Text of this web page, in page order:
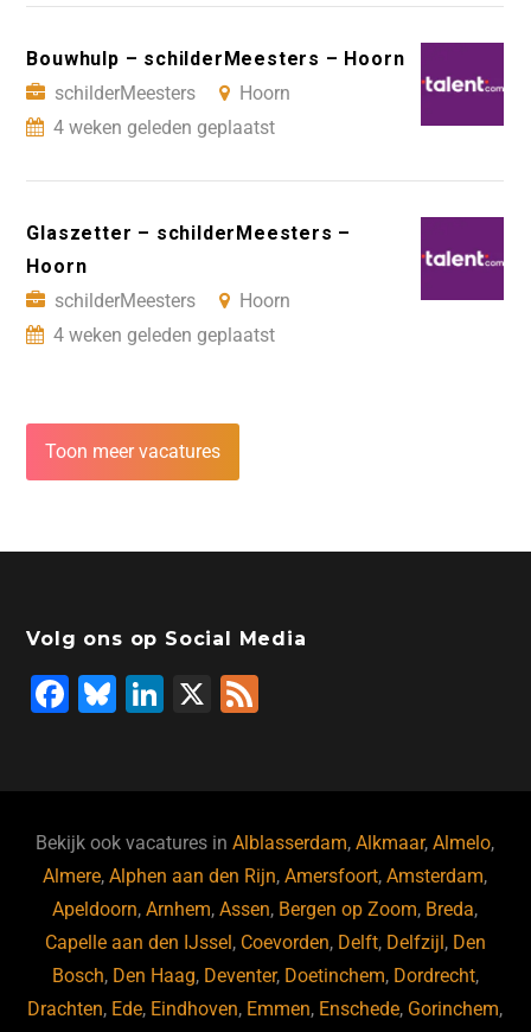
Bouwhulp – schilderMeesters – Hoorn
schilderMeesters
Hoorn
4 weken geleden geplaatst
Glaszetter – schilderMeesters –
Hoorn
schilderMeesters
Hoorn
4 weken geleden geplaatst
Toon meer vacatures
Volg ons op Social Media
F
b
o
o
k
Bl
ky
Li
dI
n
X
Bekijk ook vacatures inAlblasserdam,Alkmaar,Almelo,
Almere,Alphen aan den Rijn,Amersfoort,Amsterdam,
Apeldoorn,Arnhem,Assen, Bergen op Zoom, Breda,
Capelle aan den IJssel , Coevorden, Delft, Delfzijl , Den
Bosch, Den Haag, Deventer, Doetinchem, Dordrecht,
Drachten, Ede, Eindhoven, Emmen, Enschede, Gorinchem,